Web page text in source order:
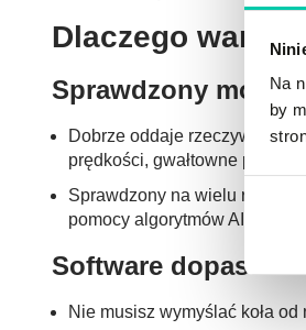
Na
by
Dlaczego warto
Sprawdzony model
Dobrze oddaje
prędkości, gwałtowne
Sprawdzony na wielu
pomocy algorytmów AI i
Software
Nie musisz wymyślać koła